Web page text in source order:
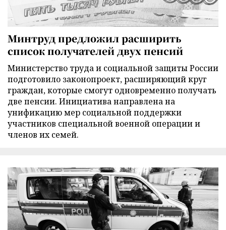
Минтруд предложил расширить
список получателей двух пенсий
Министерство труда и социальной защиты России
подготовило законопроект, расширяющий круг
граждан, которые смогут одновременно получать
две пенсии. Инициатива направлена на
унификацию мер социальной поддержки
участников специальной военной операции и
членов их семей.